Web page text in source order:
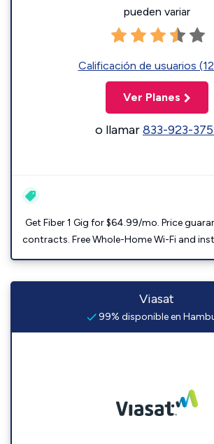
pueden variar
Calificación de usuarios
Ver Planes
o llamar833-923-
Get Fiber 1 Gig for $64.99/mo. Price
contracts. Free Whole-Home Wi-Fi and
Viasat
99% disponible en